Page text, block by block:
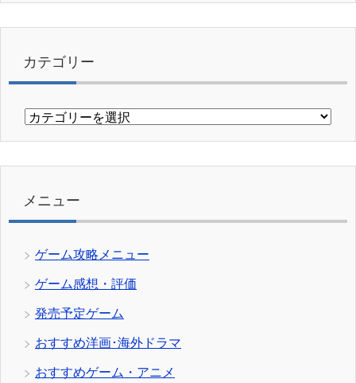
カテゴリー
カ
リ
メニュー
ゲーム攻略メニュー
ゲーム感想・評価
発売予定ゲーム
おすすめ洋画･海外ドラマ
おすすめゲーム・アニメ